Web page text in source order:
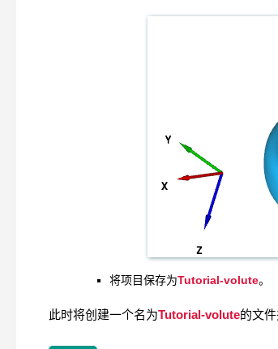
将项目保存为Tutorial-volute。
此时将创建一个名为Tutorial-volute的文